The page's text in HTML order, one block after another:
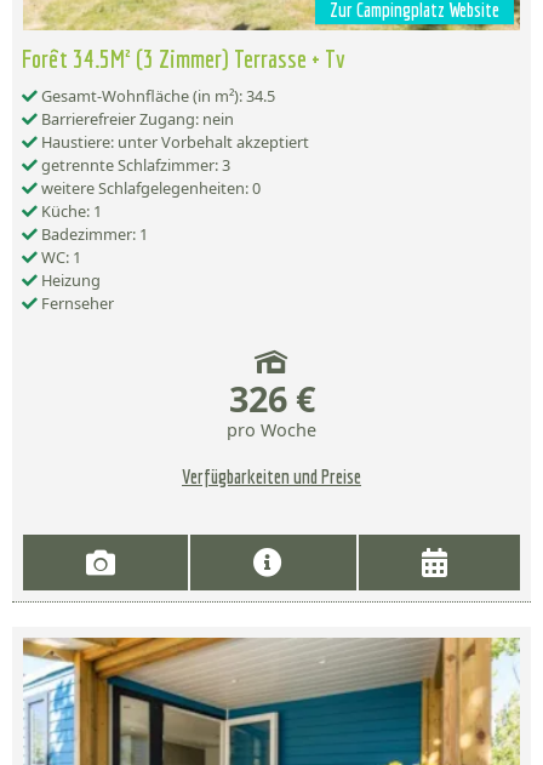
Zur Campingplatz Website
Forêt 34.5M² (3 Zimmer) Terrasse + Tv
Gesamt-Wohnfläche (in m²): 34.5
Barrierefreier Zugang: nein
Haustiere: unter Vorbehalt akzeptiert
getrennte Schlafzimmer: 3
weitere Schlafgelegenheiten: 0
Küche: 1
Badezimmer: 1
WC: 1
Heizung
Fernseher
326 €
pro Woche
Verfügbarkeiten und Preise